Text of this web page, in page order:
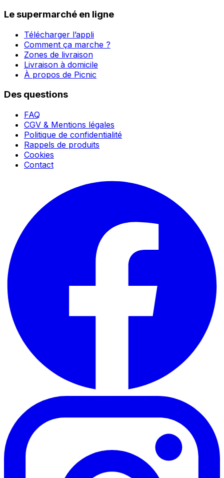
Le supermarché en ligne
Télécharger l’appli
Comment ça marche ?
Zones de livraison
Livraison à domicile
À propos de Picnic
Des questions
FAQ
CGV & Mentions légales
Politique de confidentialité
Rappels de produits
Cookies
Contact